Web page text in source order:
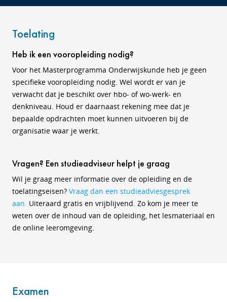
Toelating
Heb ik een vooropleiding nodig?
Voor het Masterprogramma Onderwijskunde heb je geen
specifieke vooropleiding nodig. Wel wordt er van je
verwacht dat je beschikt over hbo- of wo-werk- en
denkniveau. Houd er daarnaast rekening mee dat je
bepaalde opdrachten moet kunnen uitvoeren bij de
organisatie waar je werkt.
Vragen? Een studieadviseur helpt je graag
Wil je graag meer informatie over de opleiding en de
toelatingseisen? Vraag dan een studieadviesgesprek
aan. Uiteraard gratis en vrijblijvend. Zo kom je meer te
weten over de inhoud van de opleiding, het lesmateriaal en
de online leeromgeving.
Examen